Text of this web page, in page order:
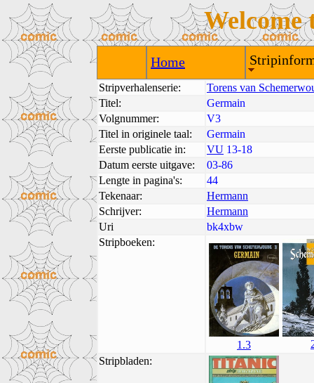
Welcome
Home
Stripverhalenserie:
Torens van
Titel:
Germain
Volgnummer:
V3
Titel in originele taal:
Germain
Eerste publicatie in:
VU 13-18
Datum eerste uitgave:
03-86
Lengte in pagina's:
44
Tekenaar:
Hermann
Schrijver:
Hermann
Uri
bk4xbw
Stripboeken:
1.3
Stripbladen: